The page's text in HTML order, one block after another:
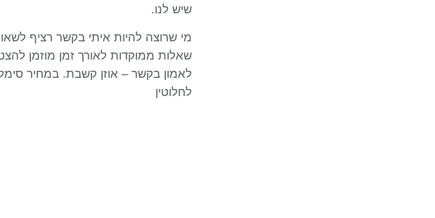
שיש לנו.
מי שרוצה להיות איתי בקשר רציף
שאלות ממוקדות לאורך זמן מוזמן
לאמון בקשר – אוזן קשבת. במחיר
לחלוטין